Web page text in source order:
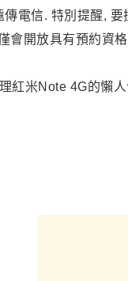
傳電信. 特別提醒, 要
會開放具有預約資
紅米Note 4G的懶